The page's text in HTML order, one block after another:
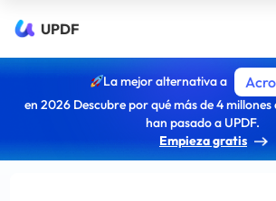
UPDF
La mejor alternativa a
en 2026 Descubre por qué más de 4
han pasado a UPDF.
Empieza gratis